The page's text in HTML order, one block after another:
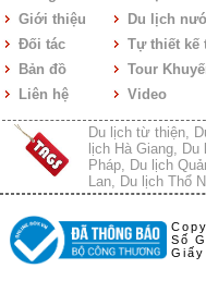
HanoiRedtours nhận 2 giải
thưởng lớn của ngành du lịch
DU KHÁCH THAM QUAN
DUBAI
ĐOÀN 100 KHÁCH NGÂN
HÀNG MB TRAO THƯỞNG
NHÂN VIÊN XUẤT SẮC
TẬP ĐOÀN HÒA PHÁT TẠI
HÀN QUỐC
Giới thiệu
Đối tác
Bản đồ
Liên hệ
Du lịch
Tự thiết kế
Tour
Video
Du lịch từ thiện,
lịch Hà Giang, Du
Pháp, Du lịch
Lan, Du lịch Thổ
Số